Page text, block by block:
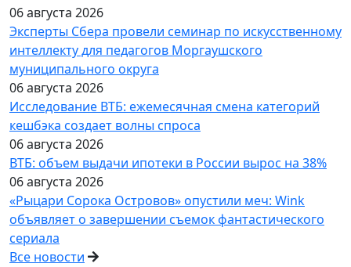
06 августа 2026
Эксперты Сбера провели семинар по искусственному
интеллекту для педагогов Моргаушского
муниципального округа
06 августа 2026
Исследование ВТБ: ежемесячная смена категорий
кешбэка создает волны спроса
06 августа 2026
ВТБ: объем выдачи ипотеки в России вырос на 38%
06 августа 2026
«Рыцари Сорока Островов» опустили меч: Wink
объявляет о завершении съемок фантастического
сериала
Все новости